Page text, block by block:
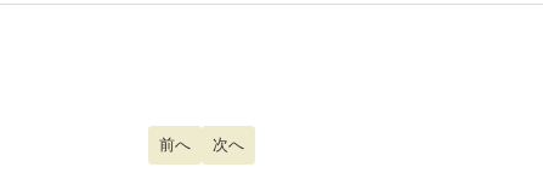
前の記事へ: 寝汗で睡眠不足
前へ 次の記事へ: 足底腱膜炎
次へ